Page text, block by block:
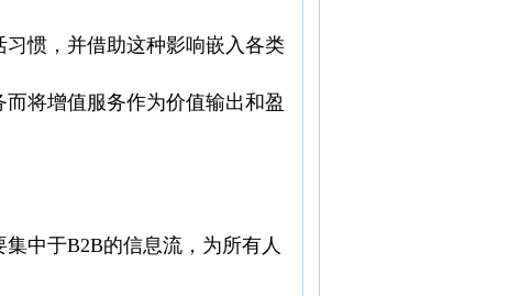
惯，并借助这种影响嵌入各类
将增值服务作为价值输出和盈
中于B2B的信息流，为所有人